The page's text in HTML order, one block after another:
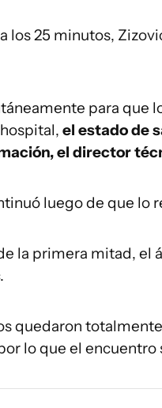
los 25 minutos,
para que
el estado de
el director
luego de que lo
la primera mitad, el
quedaron
lo que el encuentro